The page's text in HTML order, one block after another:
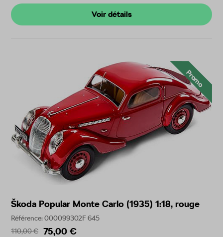
Voir détails
Promo
Škoda Popular Monte Carlo (1935) 1:18, rouge
Référence: 000099302F 645
110,00 €
75,00 €